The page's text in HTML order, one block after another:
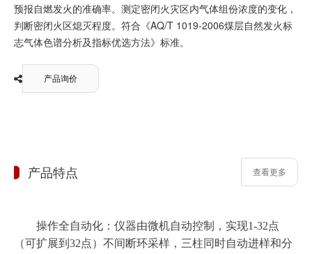
预报自燃发火的准确率。测定密闭火灾区内气体组份浓度的变化，
判断密闭火区熄灭程度。符合《AQ/T 1019-2006煤层自然发火标
志气体色谱分析及指标优选方法》标准。
产品询价
产品特点 查看更多
操作全自动化：仪器由微机自动控制，实现1-32点
（可扩展到32点）不间断环采样，三柱同时自动进样和分